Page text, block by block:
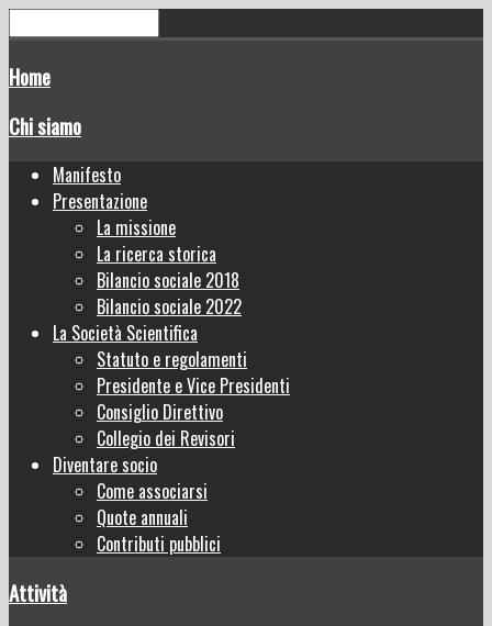
Home
Chi siamo
Manifesto
Presentazione
La missione
La ricerca storica
Bilancio sociale 2018
Bilancio sociale 2022
La Società Scientifica
Statuto e regolamenti
Presidente e Vice Presidenti
Consiglio Direttivo
Collegio dei Revisori
Diventare socio
Come associarsi
Quote annuali
Contributi pubblici
Attività